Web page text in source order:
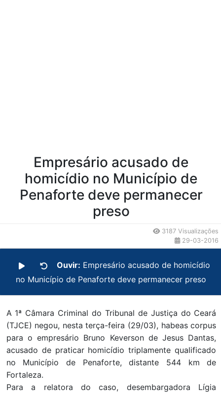
Empresário acusado de
homicídio no Município de
Penaforte deve permanecer
preso
3187 Visualizações
29-03-2016
Ouvir: Empresário acusado de homicídio
no Município de Penaforte deve permanecer preso
A 1ª Câmara Criminal do Tribunal de Justiça do Ceará
(TJCE) negou, nesta terça-feira (29/03), habeas corpus
para o empresário Bruno Keverson de Jesus Dantas,
acusado de praticar homicídio triplamente qualificado
no Município de Penaforte, distante 544 km de
Fortaleza.
Para a relatora do caso, desembargadora Lígia